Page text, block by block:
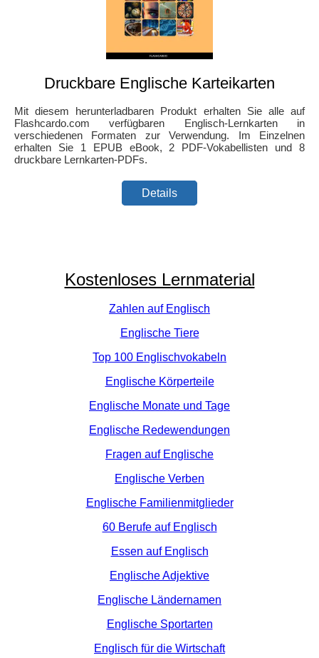
Druckbare Englische Karteikarten
Mit diesem herunterladbaren Produkt erhalten Sie alle auf
Flashcardo.com verfügbaren Englisch-Lernkarten in
verschiedenen Formaten zur Verwendung. Im Einzelnen
erhalten Sie 1 EPUB eBook, 2 PDF-Vokabellisten und 8
druckbare Lernkarten-PDFs.
Details
Kostenloses Lernmaterial
Zahlen auf Englisch
Englische Tiere
Top 100 Englischvokabeln
Englische Körperteile
Englische Monate und Tage
Englische Redewendungen
Fragen auf Englische
Englische Verben
Englische Familienmitglieder
60 Berufe auf Englisch
Essen auf Englisch
Englische Adjektive
Englische Ländernamen
Englische Sportarten
Englisch für die Wirtschaft